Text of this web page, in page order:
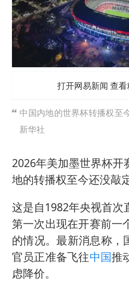
胡彦斌
打开网易新闻 查
中国内地的世界杯转播权至
新华社
2026年美加墨世界杯开
地的转播权至今还没敲定
这是自1982年央视首次
第一次出现在开赛前一
的情况。最新消息称，
官员正准备飞往中国推
虑降价。